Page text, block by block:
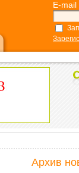
E-mail
Архив